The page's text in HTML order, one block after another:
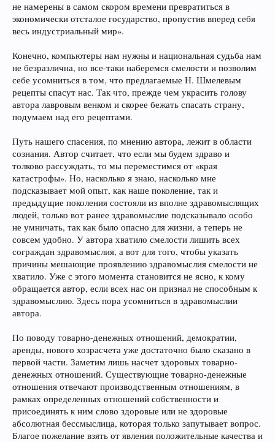
не намерены в самом скором времени превратиться в
экономически отсталое государство, пропустив вперед себя
весь индустриальный мир».
Конечно, компьютеры нам нужны и национальная судьба нам
не безразлична, но все-таки наберемся смелости и позволим
себе усомниться в том, что предлагаемые Н. Шмелевым
рецепты спасут нас. Так что, прежде чем украсить голову
автора лавровым венком и скорее бежать спасать страну,
подумаем над его рецептами.
Путь нашего спасения, по мнению автора, лежит в области
сознания. Автор считает, что если мы будем здраво и
толково рассуждать, то мы переместимся от «края
катастрофы». Но, насколько я знаю, насколько мне
подсказывает мой опыт, как наше поколение, так и
предыдущие поколения состояли из вполне здравомыслящих
людей, только вот ранее здравомыслие подсказывало особо
не умничать, так как было опасно для жизни, а теперь не
совсем удобно. У автора хватило смелости лишить всех
сограждан здравомыслия, а вот для того, чтобы указать
причины мешающие проявлению здравомыслия смелости не
хватило. Уже с этого момента становится не ясно, к кому
обращается автор, если всех нас он признал не способным к
здравомыслию. Здесь пора усомниться в здравомыслии
автора.
По поводу товарно-денежных отношений, демократии,
аренды, нового хозрасчета уже достаточно было сказано в
первой части. Заметим лишь насчет здоровых товарно-
денежных отношений. Существующие товарно-денежные
отношения отвечают производственным отношениям, в
рамках определенных отношений собственности и
присоединять к ним слово здоровые или не здоровые
абсолютная бессмыслица, которая только запутывает вопрос.
Благое пожелание взять от явления положительные качества и